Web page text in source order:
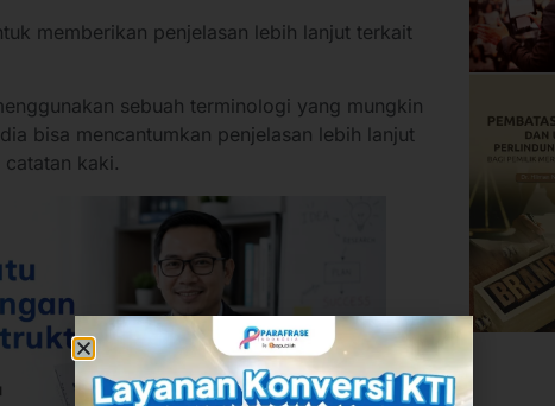
memberikan penjelasan lebih lanjut terkait
sebuah terminologi yang mungkin
bisa mencantumkan penjelasan lebih lanjut
kaki.